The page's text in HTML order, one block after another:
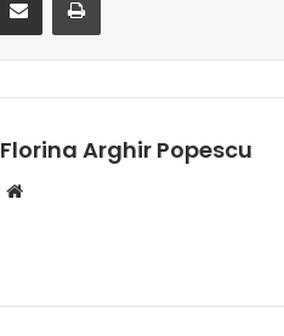
Florina Arghir Popescu